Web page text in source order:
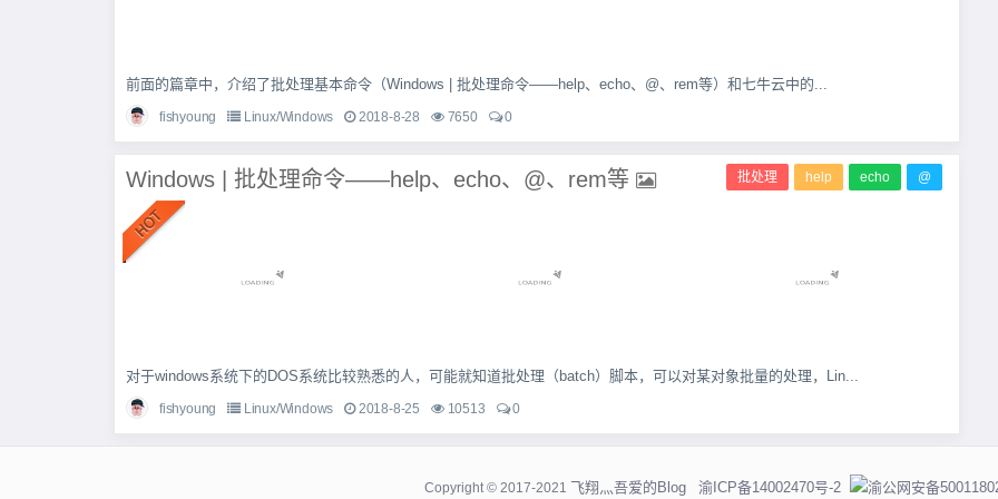
前面的篇章中，介绍了批处理基本命令（Windows | 批处理命令——help、echo、@、rem等）和七牛云中的...
fishyoung Linux/Windows 2018-8-28 7650 0
批处理 help echo @
Windows | 批处理命令——help、echo、@、rem等
对于windows系统下的DOS系统比较熟悉的人，可能就知道批处理（batch）脚本，可以对某对象批量的处理，Lin...
fishyoung Linux/Windows 2018-8-25 10513 0
Copyright © 2017-2021 飞翔灬吾爱的Blog 渝ICP备14002470号-2 渝公网安备